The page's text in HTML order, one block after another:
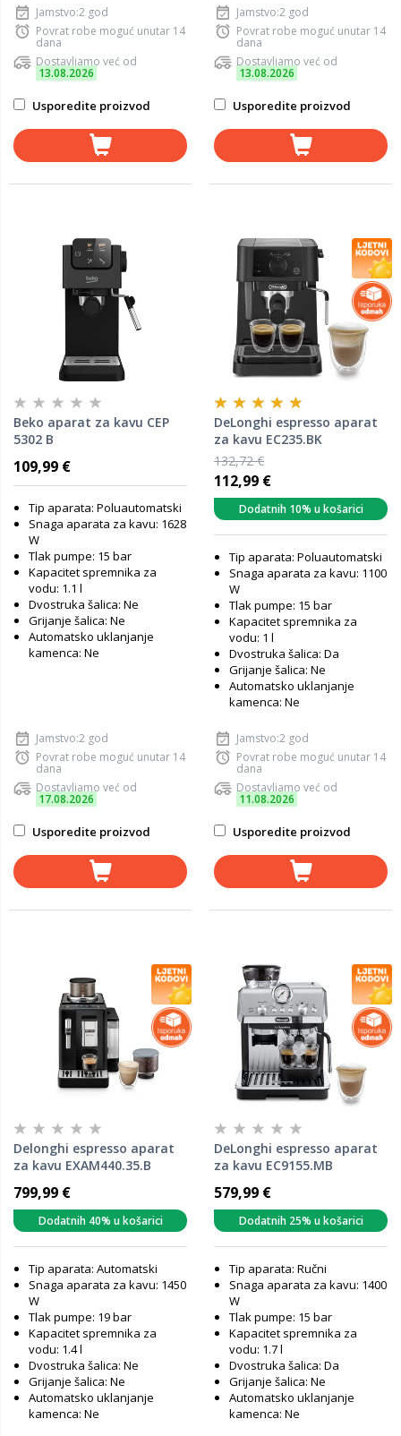
Jamstvo:2 god
Povrat robe moguć unutar 14
dana
Dostavljamo već od
13.08.2026
Usporedite proizvod
Jamstvo:2 god
Povrat robe moguć unutar 14
dana
Dostavljamo već od
13.08.2026
Usporedite proizvod
Beko aparat za kavu CEP
5302 B
109,99 €
Tip aparata: Poluautomatski
Snaga aparata za kavu: 1628
W
Tlak pumpe: 15 bar
Kapacitet spremnika za
vodu: 1.1 l
Dvostruka šalica: Ne
Grijanje šalica: Ne
Automatsko uklanjanje
kamenca: Ne
Jamstvo:2 god
Povrat robe moguć unutar 14
dana
Dostavljamo već od
17.08.2026
Usporedite proizvod
DeLonghi espresso aparat
za kavu EC235.BK
132,72 €
112,99 €
Dodatnih 10% u košarici
Tip aparata: Poluautomatski
Snaga aparata za kavu: 1100
W
Tlak pumpe: 15 bar
Kapacitet spremnika za
vodu: 1 l
Dvostruka šalica: Da
Grijanje šalica: Ne
Automatsko uklanjanje
kamenca: Ne
Jamstvo:2 god
Povrat robe moguć unutar 14
dana
Dostavljamo već od
11.08.2026
Usporedite proizvod
Delonghi espresso aparat
za kavu EXAM440.35.B
799,99 €
Dodatnih 40% u košarici
Tip aparata: Automatski
Snaga aparata za kavu: 1450
W
Tlak pumpe: 19 bar
Kapacitet spremnika za
vodu: 1.4 l
Dvostruka šalica: Ne
Grijanje šalica: Ne
Automatsko uklanjanje
kamenca: Ne
DeLonghi espresso aparat
za kavu EC9155.MB
579,99 €
Dodatnih 25% u košarici
Tip aparata: Ručni
Snaga aparata za kavu: 1400
W
Tlak pumpe: 15 bar
Kapacitet spremnika za
vodu: 1.7 l
Dvostruka šalica: Da
Grijanje šalica: Ne
Automatsko uklanjanje
kamenca: Ne